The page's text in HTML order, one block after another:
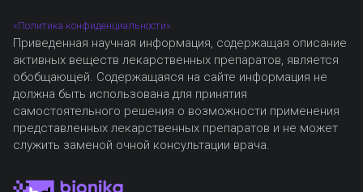
«Политика конфиденциальности»
Приведенная научная информация, содержащая описание
активных веществ лекарственных препаратов, является
обобщающей. Содержащаяся на сайте информация не
должна быть использована для принятия
самостоятельного решения о возможности применения
представленных лекарственных препаратов и не может
служить заменой очной консультации врача.